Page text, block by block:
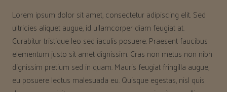
Lorem ipsum dolor sit amet, consectetur adipiscing elit. Sed
ultricies aliquet augue, id ullamcorper diam feugiat at.
Curabitur tristique leo sed iaculis posuere. Praesent faucibus
elementum justo sit amet dignissim. Cras non metus non nibh
dignissim pretium sed in quam. Mauris feugiat fringilla augue,
eu posuere lectus malesuada eu. Quisque egestas, nisl quis